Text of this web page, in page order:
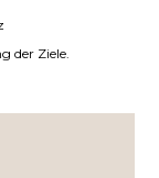
der Ziele.